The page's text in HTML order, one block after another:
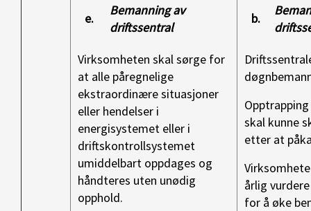
e.
Bemanning av
driftssentral
Virksomheten skal sørge for
at alle påregnelige
ekstraordinære situasjoner
eller hendelser i
energisystemet eller i
driftskontrollsystemet
umiddelbart oppdages og
håndteres uten unødig
opphold.
b.
skal kunne
etter at
årlig
for å øke